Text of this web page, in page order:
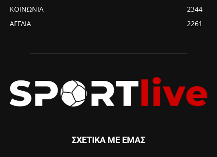
ΚΟΙΝΩΝΙΑ
2344
ΑΓΓΛΙΑ
2261
ΣΧΕΤΙΚΑ ΜΕ ΕΜΑΣ